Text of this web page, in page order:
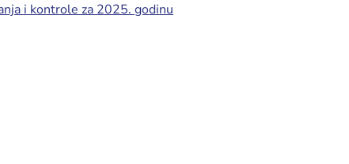
i kontrole za 2025. godinu